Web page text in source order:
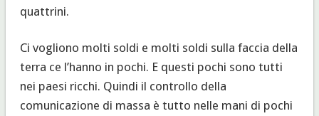
quattrini.
Ci vogliono molti soldi e molti soldi sulla faccia della
terra ce l’hanno in pochi. E questi pochi sono tutti
nei paesi ricchi. Quindi il controllo della
comunicazione di massa è tutto nelle mani di pochi